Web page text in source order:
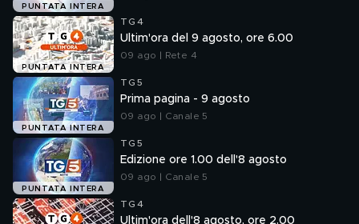
PUNTATA INTERA
PUNTATA INTERA
TG4
Ultim'ora del 9 agosto, ore 6.00
09 ago | Rete 4
PUNTATA INTERA
TG5
Prima pagina - 9 agosto
09 ago | Canale 5
PUNTATA INTERA
TG5
Edizione ore 1.00 dell'8 agosto
09 ago | Canale 5
TG4
Ultim'ora dell'8 agosto, ore 2.00